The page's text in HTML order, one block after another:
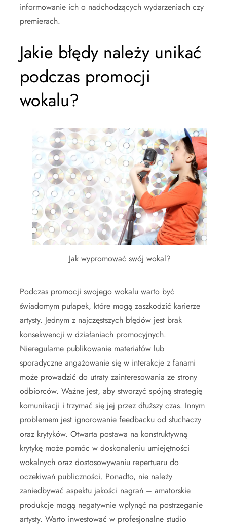
informowanie ich o nadchodzących wydarzeniach czy
premierach.
Jakie błędy należy unikać
podczas promocji
wokalu?
Jak wypromować swój wokal?
Podczas promocji swojego wokalu warto być
świadomym pułapek, które mogą zaszkodzić karierze
artysty. Jednym z najczęstszych błędów jest brak
konsekwencji w działaniach promocyjnych.
Nieregularne publikowanie materiałów lub
sporadyczne angażowanie się w interakcje z fanami
może prowadzić do utraty zainteresowania ze strony
odbiorców. Ważne jest, aby stworzyć spójną strategię
komunikacji i trzymać się jej przez dłuższy czas. Innym
problemem jest ignorowanie feedbacku od słuchaczy
oraz krytyków. Otwarta postawa na konstruktywną
krytykę może pomóc w doskonaleniu umiejętności
wokalnych oraz dostosowywaniu repertuaru do
oczekiwań publiczności. Ponadto, nie należy
zaniedbywać aspektu jakości nagrań – amatorskie
produkcje mogą negatywnie wpłynąć na postrzeganie
artysty. Warto inwestować w profesjonalne studio